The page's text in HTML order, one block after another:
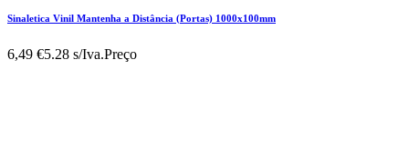
Sinaletica Vinil Mantenha a Distância (Portas) 1000x100mm
6,49 €5.28 s/Iva.Preço